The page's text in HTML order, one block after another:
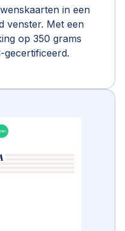
in een
venster. Met een
op 350 grams
gecertificeerd.